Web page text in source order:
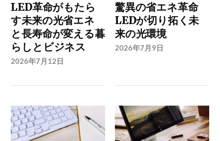
LED革命がもたら
す未来の光省エネ
と長寿命が変える暮
らしとビジネス
2026年7月12日
驚異の省エネ革命
LEDが切り拓く未
来の光環境
2026年7月9日